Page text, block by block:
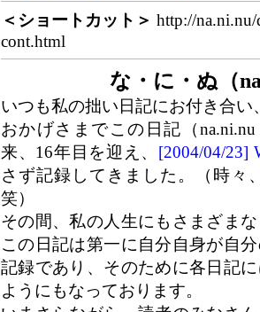
＜ショートカット＞ http://
cont.html
な・に・ぬ（
いつも私の拙い日記にお付き合
おかげさまでこの日記（
来、16年目を迎え、 [2004/04/23]
さず記録してきました。（時々
笑）
その間、私の人生にもさまざま
この日記は第一に自分自身が自
記録であり、そのために各日記
ようにもなっております。